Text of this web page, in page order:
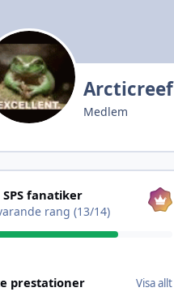
Arcticreef
Medlem
fanatiker
rang (13/14)
prestationer Visa allt